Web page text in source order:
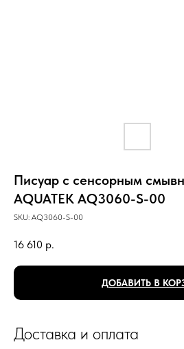
Писуар с сенсорным
AQUATEK AQ3060-S-00
SKU: AQ3060-S-00
16 610 р.
ДОБАВИТЬ В
Доставка и оплата